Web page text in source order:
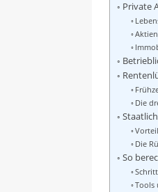
Private
Die
Die
So
Tools